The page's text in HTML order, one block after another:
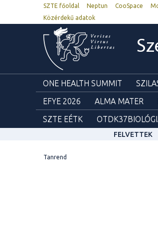
SZTE főoldal Neptun CooSpace
Közérdekű adatok
ONE HEALTH SUMMIT
EFYE 2026
ALMA MATER
SZTE EÉTK
FELVETTEK
Tanrend